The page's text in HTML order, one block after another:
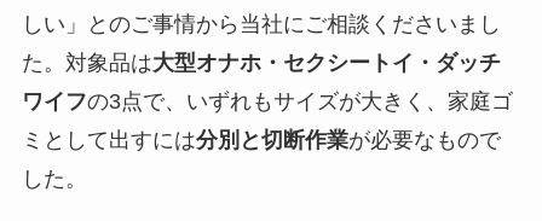
しい」とのご事情から当社にご相談くださいまし
た。対象品は大型オナホ・セクシートイ・ダッチ
ワイフの3点で、いずれもサイズが大きく、家庭ゴ
ミとして出すには分別と切断作業が必要なもので
した。